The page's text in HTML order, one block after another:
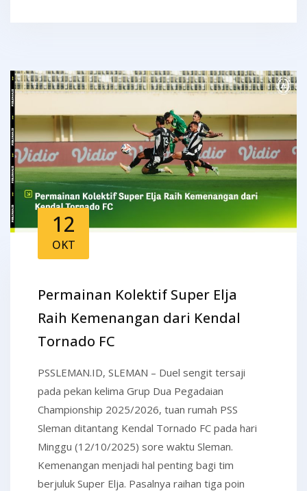
12
OKT
Permainan Kolektif Super Elja
Raih Kemenangan dari Kendal
Tornado FC
PSSLEMAN.ID, SLEMAN – Duel sengit tersaji
pada pekan kelima Grup Dua Pegadaian
Championship 2025/2026, tuan rumah PSS
Sleman ditantang Kendal Tornado FC pada hari
Minggu (12/10/2025) sore waktu Sleman.
Kemenangan menjadi hal penting bagi tim
berjuluk Super Elja. Pasalnya raihan tiga poin